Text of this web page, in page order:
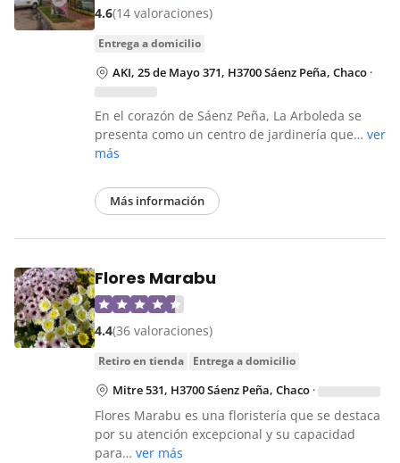
4.6(14 valoraciones)
entrega a domicilio
AKI, 25 de Mayo 371, H3700 Sáenz Peña, Chaco ·
En el corazón de Sáenz Peña, La Arboleda se
presenta como un centro de jardinería que… ver
más
Más información
Flores Marabu
4.4(36 valoraciones)
retiro en tienda entrega a domicilio
Mitre 531, H3700 Sáenz Peña, Chaco ·
Flores Marabu es una floristería que se destaca
por su atención excepcional y su capacidad
para… ver más